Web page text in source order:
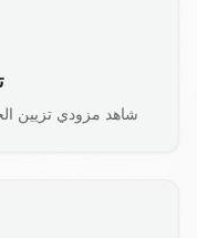
شاهد مزودي تزيين